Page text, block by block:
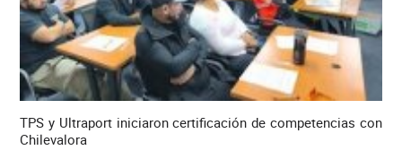
TPS y Ultraport iniciaron certificación de competencias con
Chilevalora